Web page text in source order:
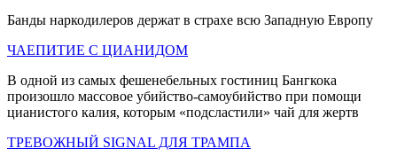
Банды наркодилеров держат в страхе всю Западную Европу
ЧАЕПИТИЕ С ЦИАНИДОМ
В одной из самых фешенебельных гостиниц Бангкока
произошло массовое убийство-самоубийство при помощи
цианистого калия, которым «подсластили» чай для жертв
ТРЕВОЖНЫЙ SIGNAL ДЛЯ ТРАМПА